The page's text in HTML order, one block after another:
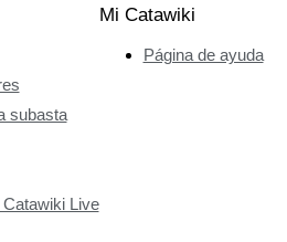
subasta
Live
Mi Catawiki
Página de ayuda